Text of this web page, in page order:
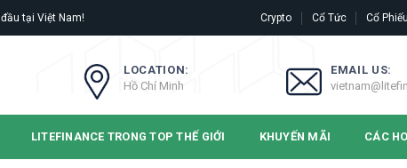
tại Việt Nam! Crypto Cổ Tức Cổ Phiếu
LOCATION:
Hồ Chí Minh
EMAIL US:
LITEFINANCE TRONG TOP THẾ GIỚI KHUYẾN MÃI CÁC